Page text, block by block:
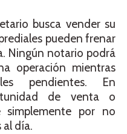
busca vender su
pueden frenar
Ningún notario podrá
operación mientras
pendientes. En
de venta o
simplemente por no
al día.